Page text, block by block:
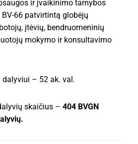
ir įvaikinimo tarnybos
66 patvirtintą globėjų
įtėvių, bendruomeninių
mokymo ir konsultavimo
– 52 ak. val.
skaičius – 404 BVGN